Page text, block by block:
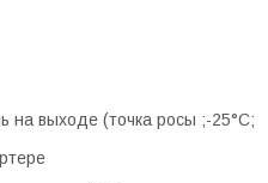
на выходе (точка росы ;-25°С;